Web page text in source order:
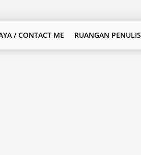
/ CONTACT ME RUANGAN PENULIS